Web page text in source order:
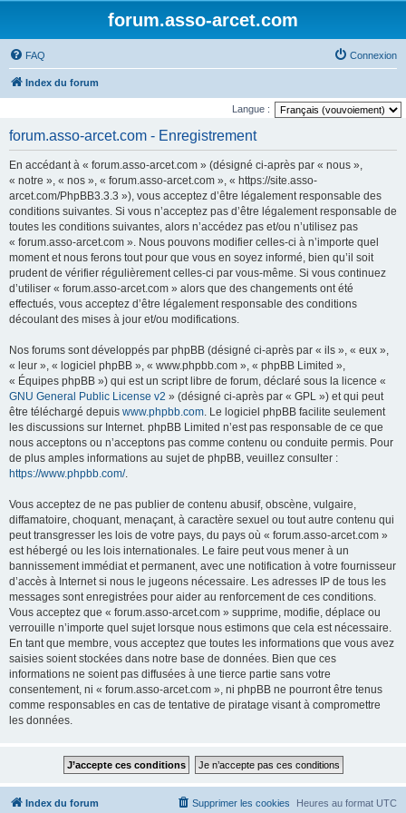
forum.asso-arcet.com
FAQ Connexion
Index du forum
Langue :
forum.asso-arcet.com - Enregistrement
En accédant à « forum.asso-arcet.com » (désigné ci-après par « nous »,
« notre », « nos », « forum.asso-arcet.com », « https://site.asso-
arcet.com/PhpBB3.3.3 »), vous acceptez d’être légalement responsable des
conditions suivantes. Si vous n’acceptez pas d’être légalement responsable de
toutes les conditions suivantes, alors n’accédez pas et/ou n’utilisez pas
« forum.asso-arcet.com ». Nous pouvons modifier celles-ci à n’importe quel
moment et nous ferons tout pour que vous en soyez informé, bien qu’il soit
prudent de vérifier régulièrement celles-ci par vous-même. Si vous continuez
d’utiliser « forum.asso-arcet.com » alors que des changements ont été
effectués, vous acceptez d’être légalement responsable des conditions
découlant des mises à jour et/ou modifications.
Nos forums sont développés par phpBB (désigné ci-après par « ils », « eux »,
« leur », « logiciel phpBB », « www.phpbb.com », « phpBB Limited »,
« Équipes phpBB ») qui est un script libre de forum, déclaré sous la licence «
GNU General Public License v2 » (désigné ci-après par « GPL ») et qui peut
être téléchargé depuis www.phpbb.com. Le logiciel phpBB facilite seulement
les discussions sur Internet. phpBB Limited n’est pas responsable de ce que
nous acceptons ou n’acceptons pas comme contenu ou conduite permis. Pour
de plus amples informations au sujet de phpBB, veuillez consulter :
https://www.phpbb.com/.
Vous acceptez de ne pas publier de contenu abusif, obscène, vulgaire,
diffamatoire, choquant, menaçant, à caractère sexuel ou tout autre contenu qui
peut transgresser les lois de votre pays, du pays où « forum.asso-arcet.com »
est hébergé ou les lois internationales. Le faire peut vous mener à un
bannissement immédiat et permanent, avec une notification à votre fournisseur
d’accès à Internet si nous le jugeons nécessaire. Les adresses IP de tous les
messages sont enregistrées pour aider au renforcement de ces conditions.
Vous acceptez que « forum.asso-arcet.com » supprime, modifie, déplace ou
verrouille n’importe quel sujet lorsque nous estimons que cela est nécessaire.
En tant que membre, vous acceptez que toutes les informations que vous avez
saisies soient stockées dans notre base de données. Bien que ces
informations ne soient pas diffusées à une tierce partie sans votre
consentement, ni « forum.asso-arcet.com », ni phpBB ne pourront être tenus
comme responsables en cas de tentative de piratage visant à compromettre
les données.
Index du forum Heures au format UTC
Supprimer les cookies